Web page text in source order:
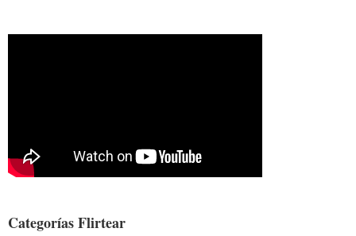
Categorías Flirtear